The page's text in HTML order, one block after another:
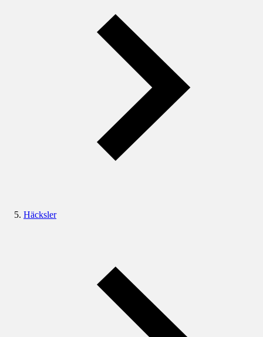
Häcksler